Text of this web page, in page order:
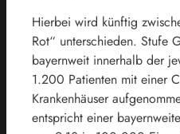
Hierbei wird künftig
Rot“ unterschieden. Stufe
bayernweit innerhalb der
1.200 Patienten mit einer
Krankenhäuser
entspricht einer